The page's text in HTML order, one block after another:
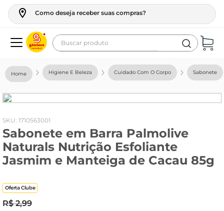
Como deseja receber suas compras?
Buscar produto
Higiene E Beleza Cuidado Com O Corpo Sabonete
: 1710563001
Sabonete em Barra Palmolive
Naturals Nutrição Esfoliante
Jasmim e Manteiga de Cacau 85g
Oferta Clube
R$ 2,99
geladeira
fogao
café
cerveja
leite
vinho